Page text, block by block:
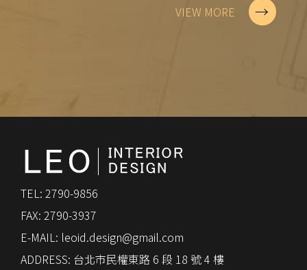
VIEW MORE →
TEL: 2790-9856
FAX: 2790-3937
E-MAIL: leoid.design@gmail.com
ADDRESS: 台北市民權東路 6 段 18 號 4 樓